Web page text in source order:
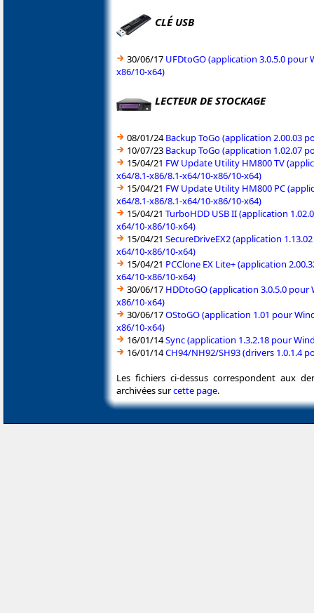
CLÉ USB
30/06/17 UFDtoGO (application 3.0.5.0 pour
x86/10-x64)
LECTEUR DE STOCKAGE
08/01/24Backup ToGo (application 2.00.03
10/07/23 Backup ToGo (application 1.02.07
15/04/21 FW Update Utility HM800 TV
x64/8.1-x86/8.1-x64/10-x86/10-x64)
15/04/21 FW Update Utility HM800 PC
x64/8.1-x86/8.1-x64/10-x86/10-x64)
15/04/21 TurboHDD USB II (application
x64/10-x86/10-x64)
15/04/21 SecureDriveEX2 (application
x64/10-x86/10-x64)
15/04/21 PCClone EX Lite+ (application
x64/10-x86/10-x64)
30/06/17 HDDtoGO (application 3.0.5.0
x86/10-x64)
30/06/17OStoGO (application 1.01 pour
x86/10-x64)
16/01/14Sync (application 1.3.2.18 pour
16/01/14CH94/NH92/SH93 (drivers 1.0.1.4
Les fichiers ci-dessus correspondent aux
archivées surcette page.